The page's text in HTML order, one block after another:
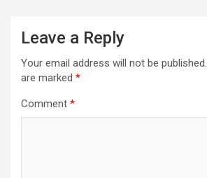
Leave a Reply
Your email address will not be published.
are marked *
Comment *